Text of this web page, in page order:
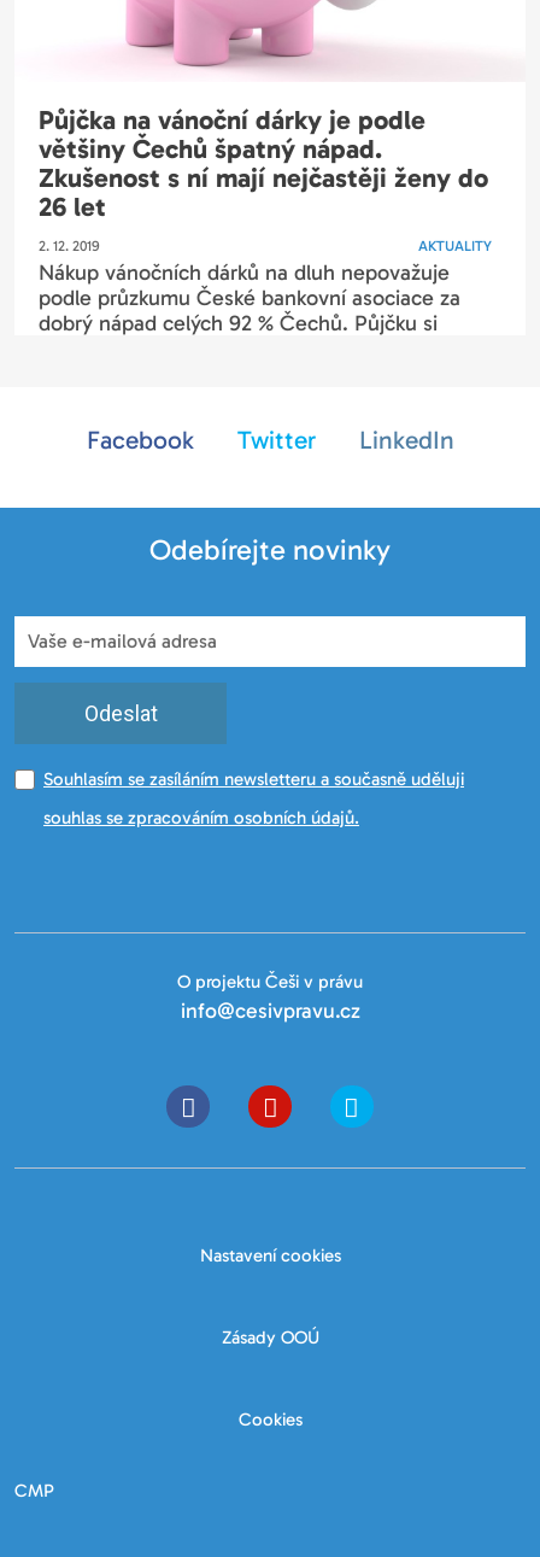
Půjčka na vánoční dárky je podle
většiny Čechů špatný nápad.
Zkušenost s ní mají nejčastěji ženy do
26 let
2. 12. 2019 AKTUALITY
Nákup vánočních dárků na dluh nepovažuje
podle průzkumu České bankovní asociace za
dobrý nápad celých 92 % Čechů. Půjčku si
Facebook Twitter LinkedIn
Odebírejte novinky
Odeslat
Souhlasím se zasíláním newsletteru a současně uděluji
souhlas se zpracováním osobních údajů.
O projektu Češi v právu
info@cesivpravu.cz
Nastavení cookies
Zásady OOÚ
Cookies
CMP